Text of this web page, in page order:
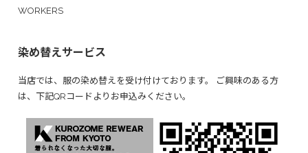
WORKERS
染め替えサービス
当店では、服の染め替えを受け付けております。 ご興味のある方
は、下記QRコードよりお申込みください。